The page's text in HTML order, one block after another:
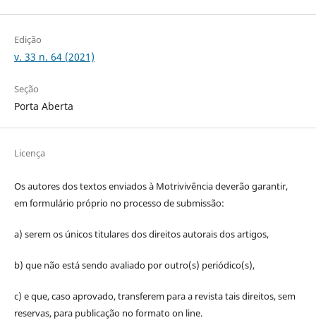
Edição
v. 33 n. 64 (2021)
Seção
Porta Aberta
Licença
Os autores dos textos enviados à Motrivivência deverão garantir,
em formulário próprio no processo de submissão:
a) serem os únicos titulares dos direitos autorais dos artigos,
b) que não está sendo avaliado por outro(s) periódico(s),
c) e que, caso aprovado, transferem para a revista tais direitos, sem
reservas, para publicação no formato on line.